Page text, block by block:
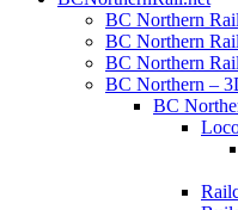
BC Northern Rail
BC Northern
BC Northern
BC Northern –
BC